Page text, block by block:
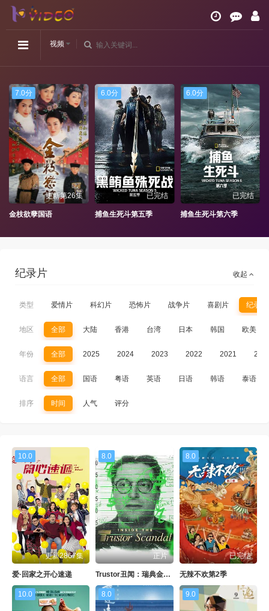
视频
7.0分
更新第26集
金枝欲孽国语
6.0分
已完结
捕鱼生死斗第五季
6.0分
已完结
捕鱼生死斗第六季
收起
纪录片
类型 爱情片 科幻片 恐怖片 战争片 喜剧片 纪录片
地区 全部 大陆 香港 台湾 日本 韩国 欧美
年份 全部 2025 2024 2023 2022 2021
语言 全部 国语 粤语 英语 日语 韩语 泰语
排序 时间 人气 评分
10.0
更新2867集
爱·回家之开心速递
8.0
正片
Trustor丑闻：瑞典金融案内幕
8.0
已完结
无辣不欢第2季
10.0 8.0 9.0